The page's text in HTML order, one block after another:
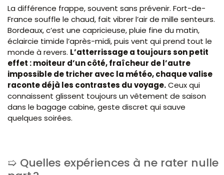
La différence frappe, souvent sans prévenir. Fort-de-
France souffle le chaud, fait vibrer l’air de mille senteurs.
Bordeaux, c’est une capricieuse, pluie fine du matin,
éclaircie timide l’après-midi, puis vent qui prend tout le
monde à revers. L’atterrissage a toujours son petit
effet : moiteur d’un côté, fraîcheur de l’autre
impossible de tricher avec la météo, chaque valise
raconte déjà les contrastes du voyage.Ceux qui
connaissent glissent toujours un vêtement de saison
dans le bagage cabine, geste discret qui sauve
quelques soirées.
Quelles expériences à ne rater nulle